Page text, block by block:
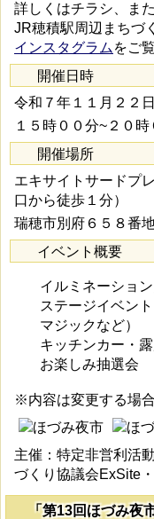
詳しくはチラシ、ま
JR穂積駅周辺まちづ
インスタグラム をご
開催日時
令和７年１１月２２日
１５時００分~２０時
開催場所
エキサイトサードプ
口から徒歩１分）
瑞穂市別府６５８番地
イベント概要
イルミネーショ
ステージイベン
マジックなど）
キッチンカー・
お楽しみ抽選会
※内容は変更する場合
主催：特定非営利活
づくり協議会ExSite
「第13回ほづみ夜